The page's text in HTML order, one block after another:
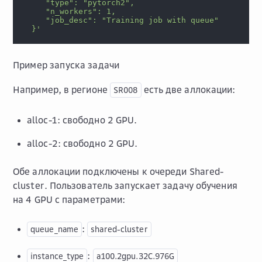
     "type": "pytorch2",
     "n_workers": 1,
     "job_desc": "Training job with queue"
  }'
Пример запуска задачи
Например, в регионе SR008 есть две аллокации:
alloc-1: свободно 2 GPU.
alloc-2: свободно 2 GPU.
Обе аллокации подключены к очереди Shared-
cluster. Пользователь запускает задачу обучения
на 4 GPU с параметрами:
queue_name : shared-cluster
instance_type : a100.2gpu.32C.976G